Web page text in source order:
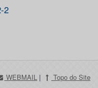
2
WEBMAIL | Topo do Site